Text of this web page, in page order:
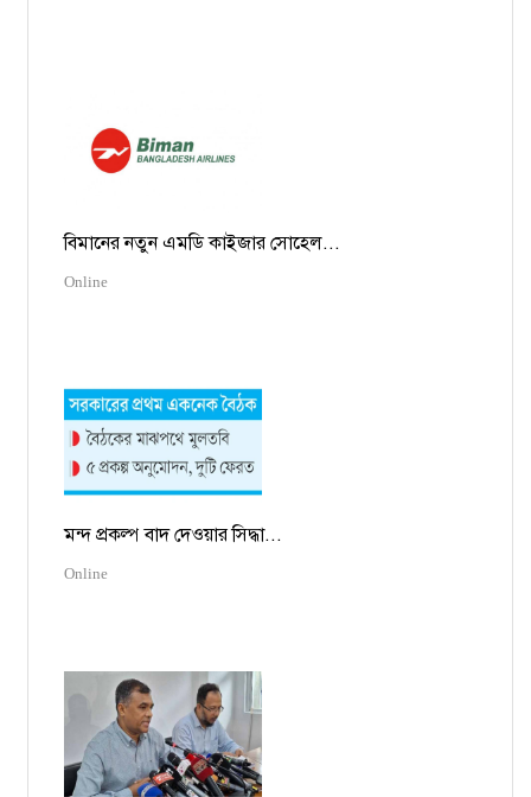
বিমানের নতুন এমডি কাইজার সোহেল...
Online
মন্দ প্রকল্প বাদ দেওয়ার সিদ্ধা...
Online